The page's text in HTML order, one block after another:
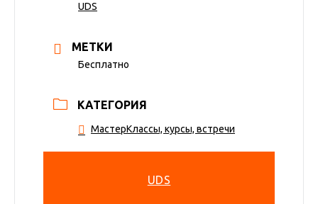
UDS
МЕТКИ
Бесплатно
КАТЕГОРИЯ
МастерКлассы, курсы, встречи
UDS